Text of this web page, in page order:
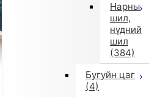
Нарны
шил,
нүдний
шил
(384)
Бугуйн цаг
(4)